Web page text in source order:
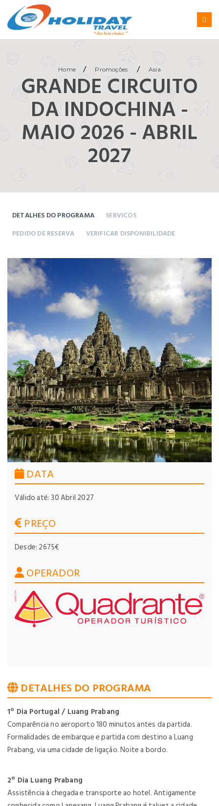
Home / Promoções / Asia
GRANDE CIRCUITO
DA INDOCHINA -
MAIO 2026 - ABRIL
2027
DETALHES DO PROGRAMA
SERVICOS
PEDIDO DE RESERVA
VERIFICAR DISPONIBILIDADE
DATA
Válido até: 30 Abril 2027
PREÇO
Desde: 2675€
OPERADOR
DETALHES DO PROGRAMA
1º Dia Portugal / Luang Prabang
Comparência no aeroporto 180 minutos antes da partida.
Formalidades de embarque e partida com destino a Luang
Prabang, via uma cidade de ligação. Noite a bordo.
2º Dia Luang Prabang
Assistência à chegada e transporte ao hotel. Antigamente